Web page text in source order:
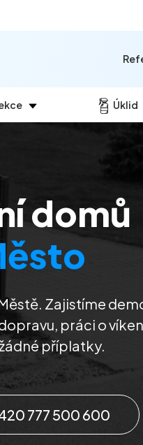
Úklid
domů
Zajistíme
práci o
příplatky.
777 500 600